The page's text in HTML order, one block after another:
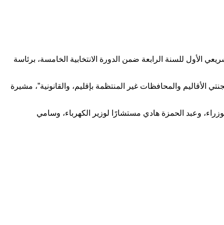
للسنة الرابعة ضمن الدورة الانتخابية الخامسة، برئاسة
والمحافظات غير المنتظمة بإقليم، والقانونية”، مشيرة
وعبد الحمزة هادي مستشارًا لوزير الكهرباء، وسامي